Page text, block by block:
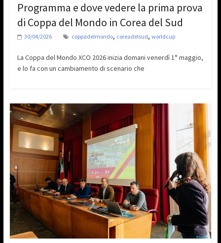
Programma e dove vedere la prima prova
di Coppa del Mondo in Corea del Sud
30/04/2026 coppadelmondo, coreadelsud, worldcup
La Coppa del Mondo XCO 2026 inizia domani venerdì 1° maggio,
e lo fa con un cambiamento di scenario che